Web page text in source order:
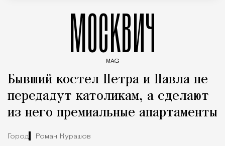
МОСКВИЧ
MAG
Бывший костел Петра и Павла не
передадут католикам, а сделают
из него премиальные апартаменты
Город Роман Курашов